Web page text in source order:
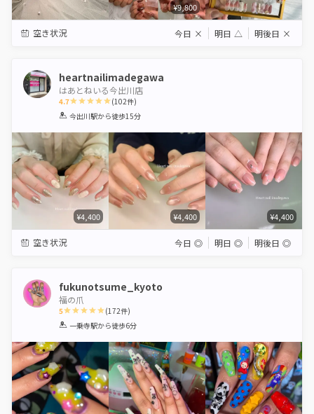
¥9,800
空き状況 今日 × 明日 △ 明後日 ×
heartnailimadegawa
はあとねいる今出川店
4.7
1 2 3 4 5
(102件)
今出川駅から徒歩15分
¥4,400 ¥4,400 ¥4,400
空き状況 今日 ◎ 明日 ◎ 明後日 ◎
fukunotsume_kyoto
福の爪
5
1 2 3 4 5
(172件)
一乗寺駅から徒歩6分